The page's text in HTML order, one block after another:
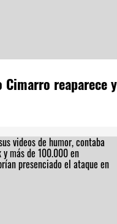
Cimarro reaparece y